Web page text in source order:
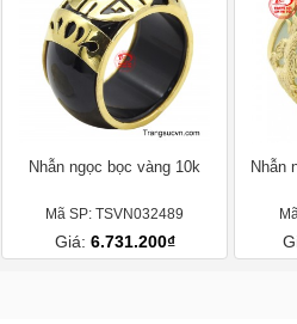
Nhẫn ngọc bọc vàng 10k
Mã SP: TSVN032489
Giá: 6.731.200₫
Nhẫn